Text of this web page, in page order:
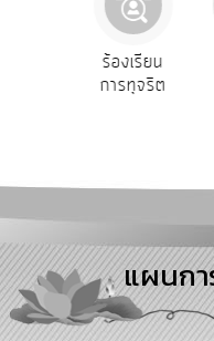
ยุทธศาสตร์/
ทรัพยากร
การ
บริหาร
งาน
ร้องเรียน
การทุจริต
ร้
กา
ท
แผนก